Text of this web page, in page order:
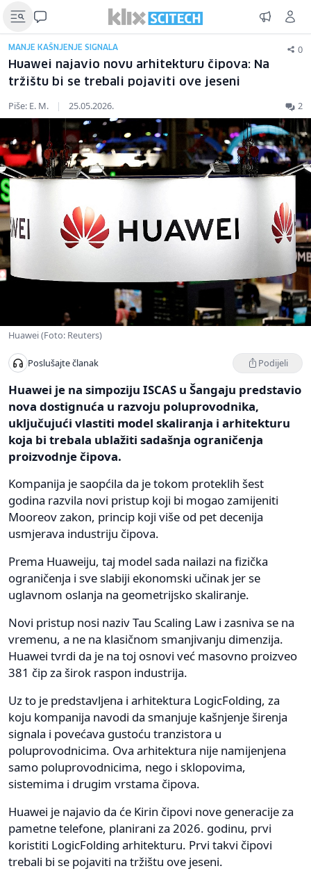
MANJE KAŠNJENJE SIGNALA 0
Huawei najavio novu arhitekturu čipova: Na
tržištu bi se trebali pojaviti ove jeseni
Piše: E. M. | 25.05.2026. 2
Huawei (Foto: Reuters)
Poslušajte članak Podijeli
Huawei je na simpoziju ISCAS u Šangaju predstavio
nova dostignuća u razvoju poluprovodnika,
uključujući vlastiti model skaliranja i arhitekturu
koja bi trebala ublažiti sadašnja ograničenja
proizvodnje čipova.
Kompanija je saopćila da je tokom proteklih šest
godina razvila novi pristup koji bi mogao zamijeniti
Mooreov zakon, princip koji više od pet decenija
usmjerava industriju čipova.
Prema Huaweiju, taj model sada nailazi na fizička
ograničenja i sve slabiji ekonomski učinak jer se
uglavnom oslanja na geometrijsko skaliranje.
Novi pristup nosi naziv Tau Scaling Law i zasniva se na
vremenu, a ne na klasičnom smanjivanju dimenzija.
Huawei tvrdi da je na toj osnovi već masovno proizveo
381 čip za širok raspon industrija.
Uz to je predstavljena i arhitektura LogicFolding, za
koju kompanija navodi da smanjuje kašnjenje širenja
signala i povećava gustoću tranzistora u
poluprovodnicima. Ova arhitektura nije namijenjena
samo poluprovodnicima, nego i sklopovima,
sistemima i drugim vrstama čipova.
Huawei je najavio da će Kirin čipovi nove generacije za
pametne telefone, planirani za 2026. godinu, prvi
koristiti LogicFolding arhitekturu. Prvi takvi čipovi
trebali bi se pojaviti na tržištu ove jeseni.